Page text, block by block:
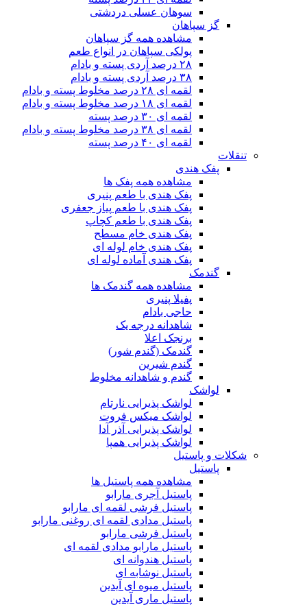
سوهان عسلی دردشتی
گز سپاهان
مشاهده همه گز سپاهان
پولکی سپاهان در انواع طعم
۲۸ درصد آردی پسته و بادام
۳۸ درصد آردی پسته و بادام
لقمه ای ۲۸ درصد مخلوط پسته و بادام
لقمه ای ۱۸ درصد مخلوط پسته و بادام
لقمه ای ۳۰ درصد پسته
لقمه ای ۳۸ درصد مخلوط پسته و بادام
لقمه ای ۴۰ درصد پسته
تنقلات
پفک هندی
مشاهده همه پفک ها
پفک هندی با طعم پنیری
پفک هندی با طعم پیاز جعفری
پفک هندی با طعم کچاپ
پفک هندی خام مسطح
پفک هندی خام لوله ای
پفک هندی آماده لوله ای
گندمک
مشاهده همه گندمک ها
پفیلا پنیری
حاجی بادام
شاهدانه درجه یک
برنجک اعلا
گندمک (گندم شور)
گندم شیرین
گندم و شاهدانه مخلوط
لواشک
لواشک پذیرایی نارتام
لواشک میکس فروت
لواشک پذیرایی آذر آدا
لواشک پذیرایی همپا
شکلات و پاستیل
پاستیل
مشاهده همه پاستیل ها
پاستیل آجری مارابو
پاستیل فرشی لقمه ای مارابو
پاستیل مدادی لقمه ای روغنی مارابو
پاستیل فرشی مارابو
پاستیل مارابو مدادی لقمه ای
پاستیل هندوانه ای
پاستیل نوشابه ای
پاستیل میوه ای آیدین
پاستیل ماری آیدین